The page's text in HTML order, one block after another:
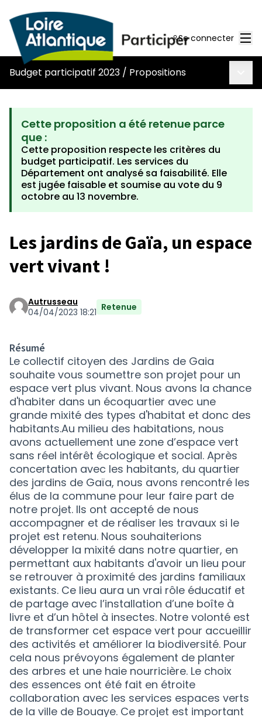
Se connecter
Budget participatif 2023 / Propositions
Cette proposition a été retenue parce
que :
Cette proposition respecte les critères du
budget participatif. Les services du
Département ont analysé sa faisabilité. Elle
est jugée faisable et soumise au vote du 9
octobre au 13 novembre.
Les jardins de Gaïa, un espace
vert vivant !
Autrusseau
04/04/2023 18:21 Retenue
Résumé
Le collectif citoyen des Jardins de Gaia
souhaite vous soumettre son projet pour un
espace vert plus vivant. Nous avons la chance
d'habiter dans un écoquartier avec une
grande mixité des types d'habitat et donc des
habitants.Au milieu des habitations, nous
avons actuellement une zone d’espace vert
sans réel intérêt écologique et social. Après
concertation avec les habitants, du quartier
des jardins de Gaïa, nous avons rencontré les
élus de la commune pour leur faire part de
notre projet. Ils ont accepté de nous
accompagner et de réaliser les travaux si le
projet est retenu. Nous souhaiterions
développer la mixité dans notre quartier, en
permettant aux habitants d'avoir un lieu pour
se retrouver à proximité des jardins familiaux
existants. Ce lieu aura un vrai rôle éducatif et
de partage avec l’installation d’une boîte à
livre et d’un hôtel à insectes. Notre volonté est
de transformer cet espace vert pour accueillir
des activités et améliorer la biodiversité. Pour
cela nous prévoyons également de planter
des arbres et une haie nourricière. Le choix
des essences ont été fait en étroite
collaboration avec les services espaces verts
de la ville de Bouaye. Ce projet est important